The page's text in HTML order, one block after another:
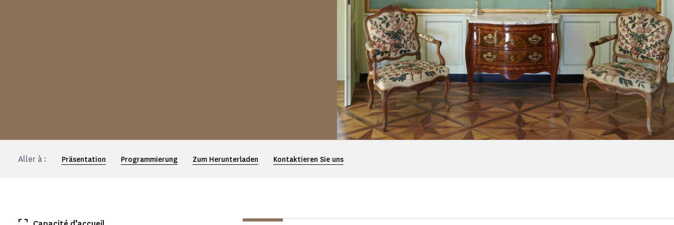
Aller à : Präsentation Programmierung Zum Herunterladen Kontaktieren Sie uns